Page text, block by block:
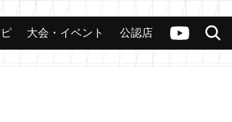
ヴァンガードch
検索
大会 公認店舗 その他
大会・イベント 公認店